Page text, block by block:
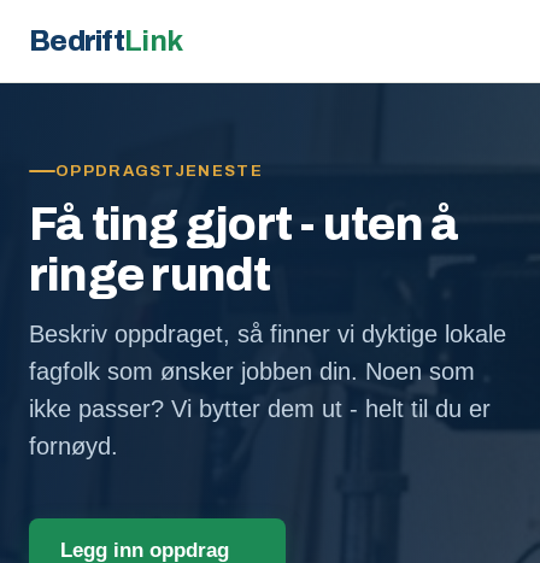
BedriftLink
OPPDRAGSTJENESTE
Få ting gjort - uten å
ringe rundt
Beskriv oppdraget, så finner vi dyktige lokale
fagfolk som ønsker jobben din. Noen som
ikke passer? Vi bytter dem ut - helt til du er
fornøyd.
Legg inn oppdrag